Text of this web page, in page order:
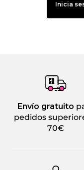
Inicia
Envío gratuito
pedidos
70€